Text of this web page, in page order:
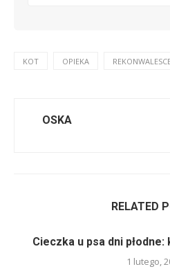
KOT OPIEKA
OSKA
RELATED
Cieczka u psa dni
1 lutego,